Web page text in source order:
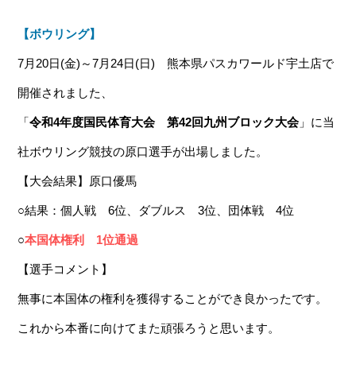
【ボウリング】
7月20日(金)～7月24日(日) 熊本県パスカワールド宇土店で
開催されました、
「令和4年度国民体育大会 第42回九州ブロック大会」に当
社ボウリング競技の原口選手が出場しました。
【大会結果】原口優馬
○結果：個人戦 6位、ダブルス 3位、団体戦 4位
○本国体権利 1位通過
【選手コメント】
無事に本国体の権利を獲得することができ良かったです。
これから本番に向けてまた頑張ろうと思います。